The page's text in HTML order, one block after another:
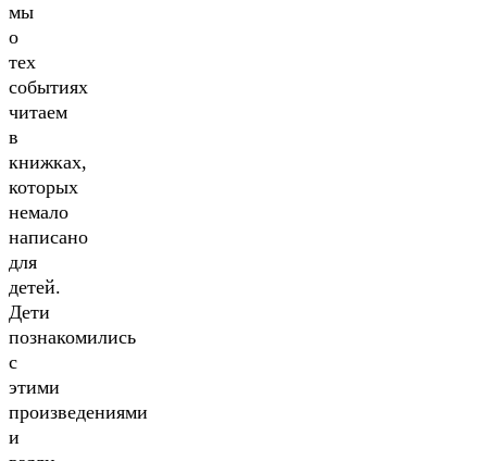
мы
о
тех
событиях
читаем
в
книжках,
которых
немало
написано
для
детей.
Дети
познакомились
с
этими
произведениями
и